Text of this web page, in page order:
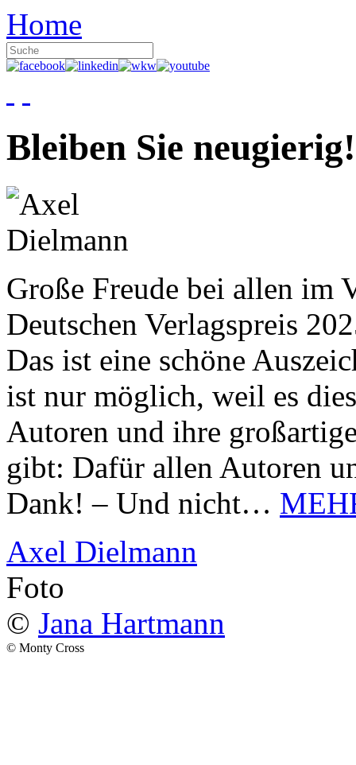
Home
Bleiben Sie neugierig!
Große Freude bei allen im
Deutschen Verlagspreis
Das ist eine schöne
ist nur möglich, weil es
Autoren und ihre
gibt: Dafür allen Autoren
Dank! – Und nicht…
Axel Dielmann
Foto
© Jana Hartmann
© Monty Cross